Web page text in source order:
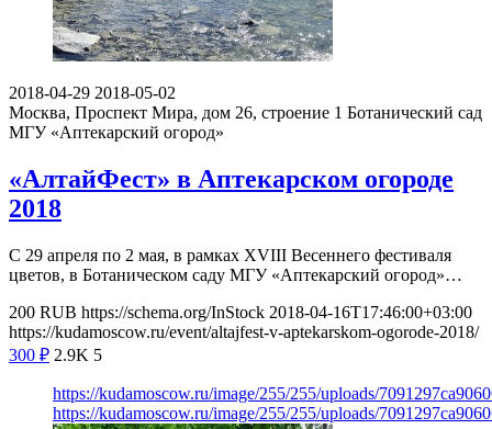
2018-04-29 2018-05-02
Москва, Проспект Мира, дом 26, строение 1 Ботанический сад
МГУ «Аптекарский огород»
«АлтайФест» в Аптекарском огороде
2018
С 29 апреля по 2 мая, в рамках XVIII Весеннего фестиваля
цветов, в Ботаническом саду МГУ «Аптекарский огород»…
200 RUB https://schema.org/InStock 2018-04-16T17:46:00+03:00
https://kudamoscow.ru/event/altajfest-v-aptekarskom-ogorode-2018/
300 ₽ 2.9K 5
https://kudamoscow.ru/image/255/255/uploads/
https://kudamoscow.ru/image/255/255/uploads/